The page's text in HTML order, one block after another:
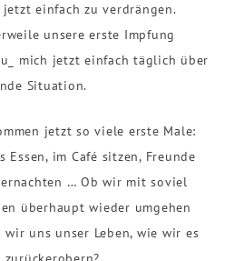
einfach zu verdrängen.
unsere erste Impfung
mich jetzt einfach täglich über
Situation.
jetzt so viele erste Male:
Essen, im Café sitzen, Freunde
… Ob wir mit soviel
überhaupt wieder umgehen
wir uns unser Leben, wie wir es